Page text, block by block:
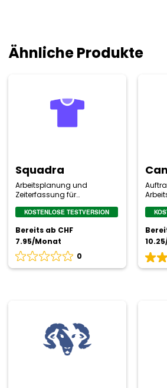
Ähnliche Produkte
Squadra
Squadra
Arbeitsplanung und
Zeiterfassung für
Schichtbetriebe
KOSTENLOSE TESTVERSION
Bereits ab CHF
7.95/Monat
0
Bewertung
0
Bewertungen
5
TimeShepherd